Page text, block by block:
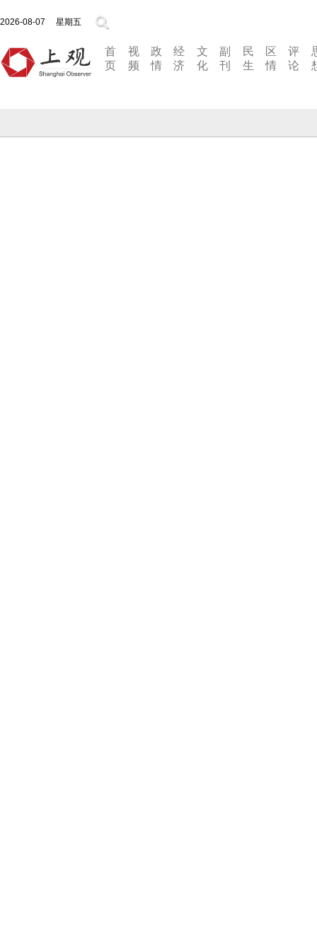
2026-08-07 星期五
首
页
视
频
政
情
经
济
文
化
副
刊
民
生
区
情
评
论